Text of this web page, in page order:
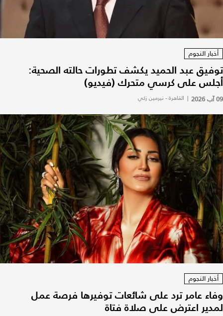
أخبار النجوم
توفيق عبد الحميد يكشف تطورات حالته الصحية:
أجلس على كرسي متحرك (فيديو)
09 آب 2026 | القاهرة - نيرمين زكي
أخبار النجوم
وفاء عامر ترد على شائعات توفيرها فرصة عمل
لمدير اعترض على صلاة فتاة